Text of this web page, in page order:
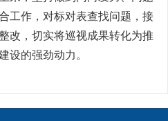
工作，对标对表查找问题，接
改，切实将巡视成果转化为推
设的强劲动力。